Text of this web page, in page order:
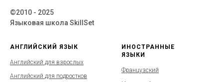
©2010 - 2025
Языковая школа SkillSet
АНГЛИЙСКИЙ ЯЗЫК
Английский для взрослых
Английский для подростков
ИНОСТРАННЫЕ
ЯЗЫКИ
Французский